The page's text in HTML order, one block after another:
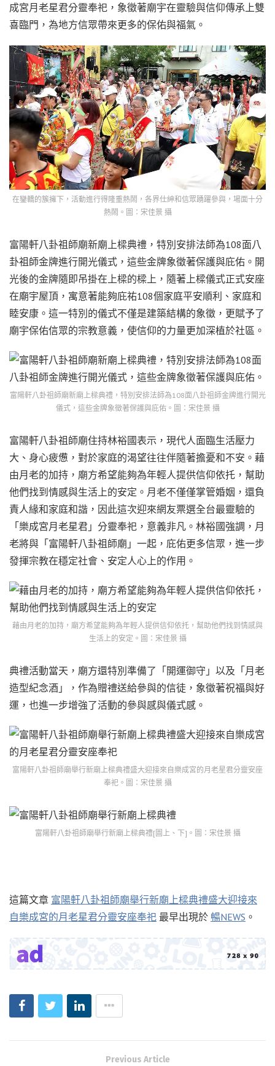
成宮月老星君分靈奉祀，象徵著廟宇在靈驗與信仰傳承上雙
喜臨門，為地方信眾帶來更多的保佑與福氣。
在鑾轎的簇擁下，活動進行得隆重熱鬧，各界仕紳和信眾踴躍參與，場面十分
熱鬧。圖：宋佳景 攝
富陽軒八卦祖師廟新廟上樑典禮，特別安排法師為108面八
卦祖師金牌進行開光儀式，這些金牌象徵著保護與庇佑。開
光後的金牌隨即吊掛在上樑的樑上，隨著上樑儀式正式安座
在廟宇屋頂，寓意著能夠庇祐108個家庭平安順利、家庭和
睦安康。這一特別的儀式不僅是建築結構的象徵，更賦予了
廟宇保佑信眾的宗教意義，使信仰的力量更加深植於社區。
富陽軒八卦祖師廟新廟上樑典禮，特別安排法師為108面八卦祖師金牌進行開光
儀式，這些金牌象徵著保護與庇佑。圖：宋佳景 攝
富陽軒八卦祖師廟住持林裕國表示，現代人面臨生活壓力
大、身心疲憊，對於家庭的渴望往往伴隨著擔憂和不安。藉
由月老的加持，廟方希望能夠為年輕人提供信仰依托，幫助
他們找到情感與生活上的安定。月老不僅僅掌管婚姻，還負
責人緣和家庭和諧，因此這次迎來網友票選全台最靈驗的
「樂成宮月老星君」分靈奉祀，意義非凡。林裕國強調，月
老將與「富陽軒八卦祖師廟」一起，庇佑更多信眾，進一步
發揮宗教在穩定社會、安定人心上的作用。
藉由月老的加持，廟方希望能夠為年輕人提供信仰依托，幫助他們找到情感與
生活上的安定。圖：宋佳景 攝
典禮活動當天，廟方還特別準備了「開運御守」以及「月老
造型紀念酒」，作為贈禮送給參與的信徒，象徵著祝福與好
運，也進一步增強了活動的參與感與儀式感。
富陽軒八卦祖師廟舉行新廟上樑典禮盛大迎接來自樂成宮的月老星君分靈安座
奉祀。圖：宋佳景 攝
富陽軒八卦祖師廟舉行新廟上樑典禮[圖上、下]。圖：宋佳景 攝
這篇文章 富陽軒八卦祖師廟舉行新廟上樑典禮盛大迎接來
自樂成宮的月老星君分靈安座奉祀 最早出現於 暢NEWS 。
Previous Article